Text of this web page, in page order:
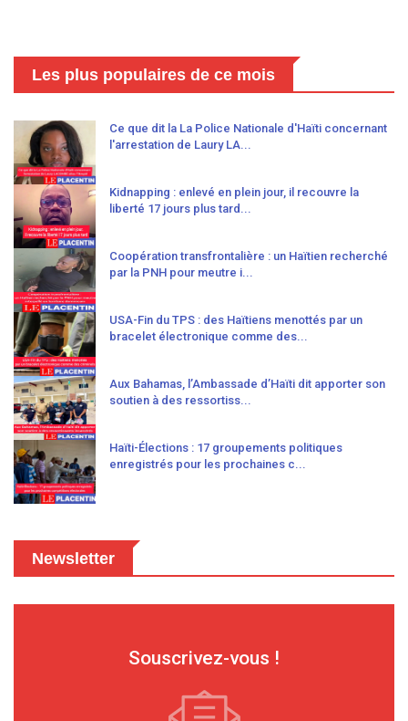
Les plus populaires de ce mois
Ce que dit la La Police Nationale d'Haïti concernant
l'arrestation de Laury LA...
Kidnapping : enlevé en plein jour, il recouvre la
liberté 17 jours plus tard...
Coopération transfrontalière : un Haïtien recherché
par la PNH pour meutre i...
USA-Fin du TPS : des Haïtiens menottés par un
bracelet électronique comme des...
Aux Bahamas, l’Ambassade d’Haïti dit apporter son
soutien à des ressortiss...
Haïti-Élections : 17 groupements politiques
enregistrés pour les prochaines c...
Newsletter
Souscrivez-vous !